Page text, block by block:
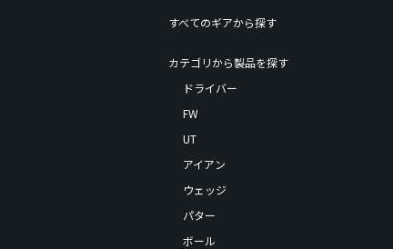
すべてのギアから探す
カテゴリから製品を探す
ドライバー
FW
UT
アイアン
ウェッジ
パター
ボール